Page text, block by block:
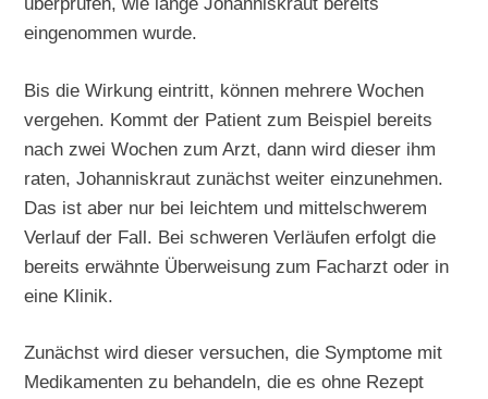
eingenommen wurde.
Bis die Wirkung eintritt, können mehrere Wochen
vergehen. Kommt der Patient zum Beispiel bereits
nach zwei Wochen zum Arzt, dann wird dieser ihm
raten, Johanniskraut zunächst weiter einzunehmen.
Das ist aber nur bei leichtem und mittelschwerem
Verlauf der Fall. Bei schweren Verläufen erfolgt die
bereits erwähnte Überweisung zum Facharzt oder in
eine Klinik.
Zunächst wird dieser versuchen, die Symptome mit
Medikamenten zu behandeln, die es ohne Rezept